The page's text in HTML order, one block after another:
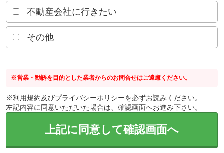
不動産会社に行きたい
その他
※営業・勧誘を目的とした業者からのお問合せはご遠慮ください。
※利用規約及びプライバシーポリシーを必ずお読みください。
左記内容に同意いただいた場合は、確認画面へお進み下さい。
上記に同意して確認画面へ